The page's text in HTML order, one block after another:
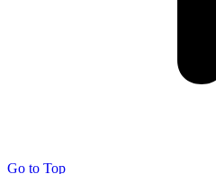
Go to Top